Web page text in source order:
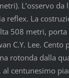
L’osservo
reflex. La
508 metri,
C.Y. Lee. Cento
rotonda dalla
centunesimo